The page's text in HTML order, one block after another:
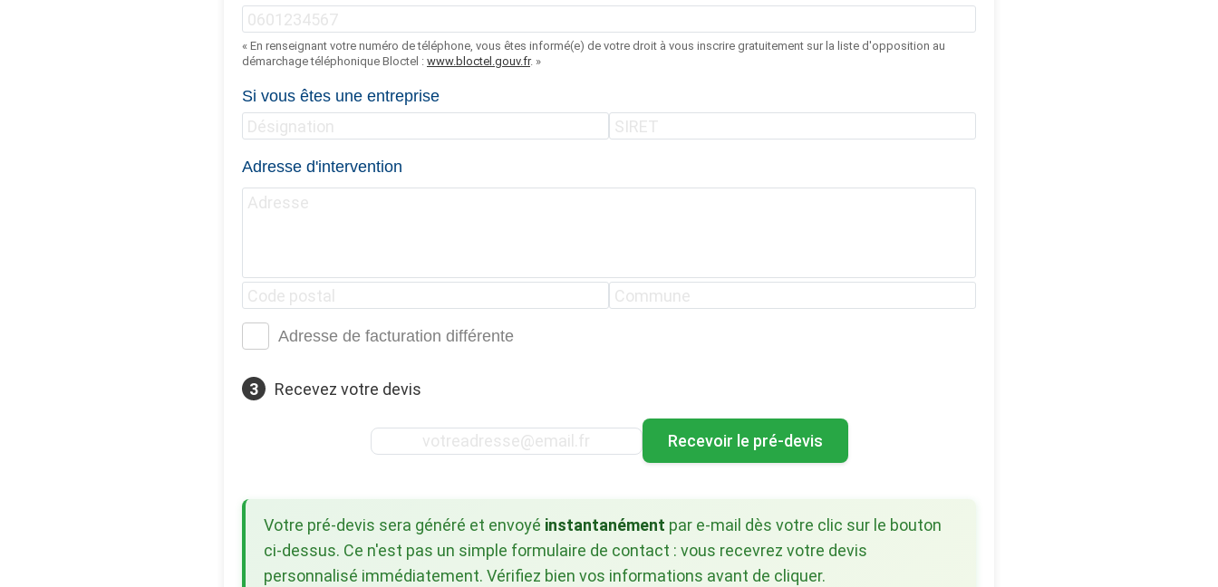
« En renseignant votre numéro de téléphone, vous êtes informé(e) de votre droit à vous inscrire gratuitement sur la liste d'opposition au
démarchage téléphonique Bloctel : www.bloctel.gouv.fr. »
Si vous êtes une entreprise
Adresse d'intervention
Adresse de facturation différente
3 Recevez votre devis
Recevoir le pré-devis
Votre pré-devis sera généré et envoyé instantanément par e-mail dès votre clic sur le bouton
ci-dessus. Ce n'est pas un simple formulaire de contact : vous recevrez votre devis
personnalisé immédiatement. Vérifiez bien vos informations avant de cliquer.